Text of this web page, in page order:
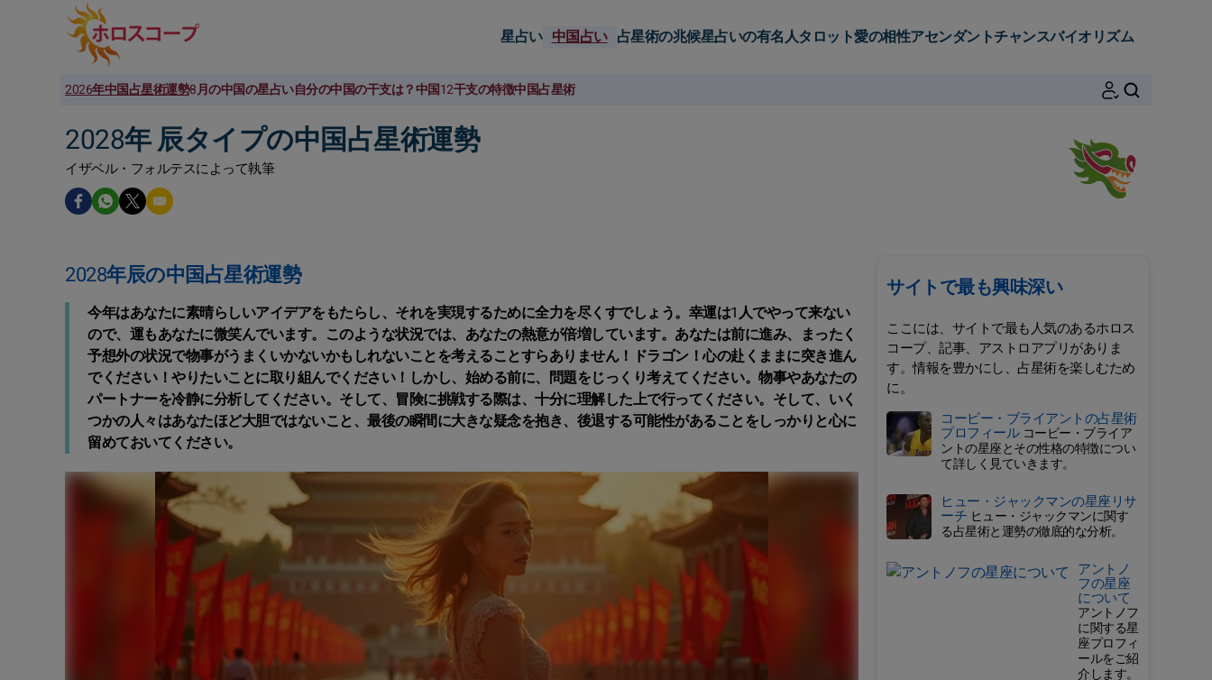
星占い 中国占い 占星術の兆候星占いの有名人タロット愛の相性アセンダントチャンスバイオリズム
2026年中国占星術運勢8月の中国の星占い自分の中国の干支は？中国12干支の特徴中国占星術
2028年 辰タイプの中国占星術運勢
イザベル・フォルテスによって執筆
2028年辰の中国占星術運勢
今年はあなたに素晴らしいアイデアをもたらし、それを実現するために全力を尽くすでしょう。幸運は1人でやって来ない
ので、運もあなたに微笑んでいます。このような状況では、あなたの熱意が倍増しています。あなたは前に進み、まったく
予想外の状況で物事がうまくいかないかもしれないことを考えることすらありません！ドラゴン！心の赴くままに突き進ん
でください！やりたいことに取り組んでください！しかし、始める前に、問題をじっくり考えてください。物事やあなたの
パートナーを冷静に分析してください。そして、冒険に挑戦する際は、十分に理解した上で行ってください。そして、いく
つかの人々はあなたほど大胆ではないこと、最後の瞬間に大きな疑念を抱き、後退する可能性があることをしっかりと心に
留めておいてください。
サイトで最も興味深い
ここには、サイトで最も人気のあるホロス
コープ、記事、アストロアプリがありま
す。情報を豊かにし、占星術を楽しむため
に。
コービー・ブライアントの占星術
プロフィール コービー・ブライア
ントの星座とその性格の特徴につい
て詳しく見ていきます。
ヒュー・ジャックマンの星座リサ
ーチ ヒュー・ジャックマンに関す
る占星術と運勢の徹底的な分析。
アントノ
フの星座
について
アントノフ
に関する星
座プロフィ
ールをご紹
介します。